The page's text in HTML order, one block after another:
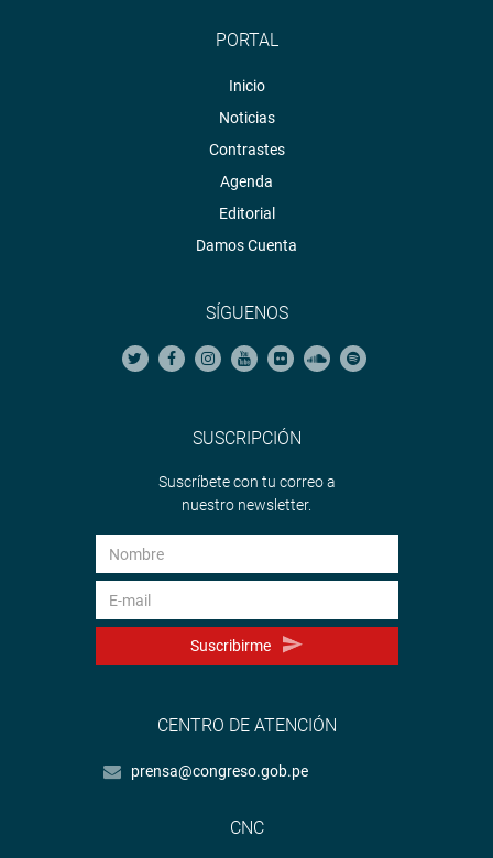
PORTAL
Inicio
Noticias
Contrastes
Agenda
Editorial
Damos Cuenta
SÍGUENOS
SUSCRIPCIÓN
Suscríbete con tu correo a
nuestro newsletter.
Suscribirme
CENTRO DE ATENCIÓN
prensa@congreso.gob.pe
CNC